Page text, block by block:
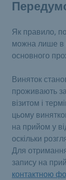
Як правило,
можна лише в
основного
Виняток
проживають
візитом і
цьому
на прийом у
оскільки
Для
запису на
контактною